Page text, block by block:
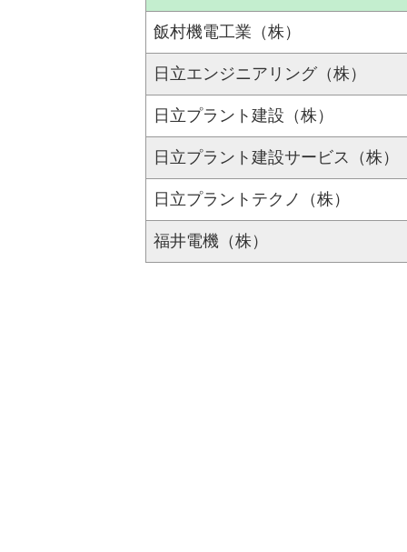
飯村機電工業（株）
日立エンジニアリング（株）
日立プラント建設（株）
日立プラント建設サービス（株）
日立プラントテクノ（株）
福井電機（株）